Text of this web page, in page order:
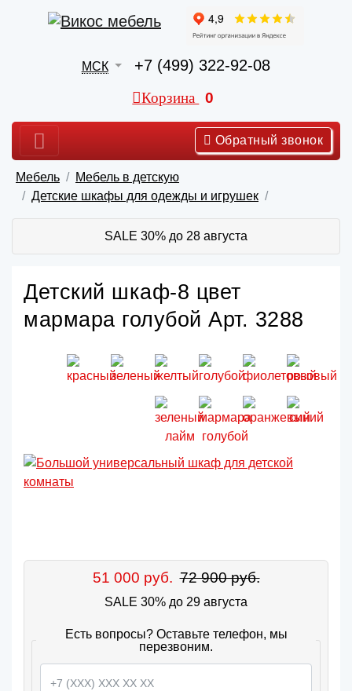
МСК +7 (499) 322-92-08
Корзина 0
Обратный звонок
Мебель
Мебель в детскую
Детские шкафы для одежды и игрушек
SALE 30% до 28 августа
Детский шкаф-8 цвет
мармара голубой Арт. 3288
51 000 руб. 72 900 руб.
SALE 30% до 29 августа
Есть вопросы? Оставьте телефон, мы
перезвоним.